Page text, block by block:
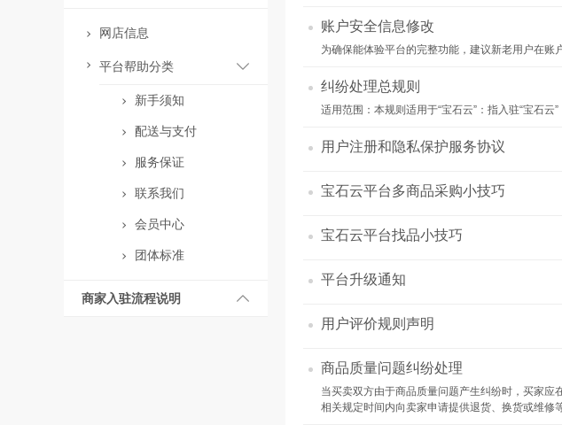
网店信息
平台帮助分类
新手须知
配送与支付
服务保证
联系我们
会员中心
团体标准
商家入驻流程说明
账户安全信息修改
为确保能体验平台的完整功能，建议新老用户在账
纠纷处理总规则
适用范围：本规则适用于“宝石云”：指入驻“宝石云
用户注册和隐私保护服务协议
宝石云平台多商品采购小技巧
宝石云平台找品小技巧
平台升级通知
用户评价规则声明
商品质量问题纠纷处理
当买卖双方由于商品质量问题产生纠纷时，买家应
相关规定时间内向卖家申请提供退货、换货或维修